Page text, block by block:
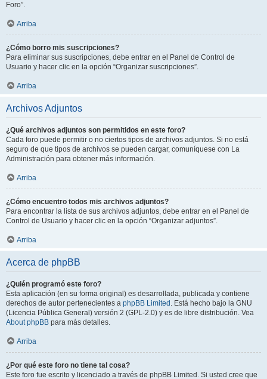
Foro”.
Arriba
¿Cómo borro mis suscripciones?
Para eliminar sus suscripciones, debe entrar en el Panel de Control de
Usuario y hacer clic en la opción “Organizar suscripciones”.
Arriba
Archivos Adjuntos
¿Qué archivos adjuntos son permitidos en este foro?
Cada foro puede permitir o no ciertos tipos de archivos adjuntos. Si no está
seguro de que tipos de archivos se pueden cargar, comuníquese con La
Administración para obtener más información.
Arriba
¿Cómo encuentro todos mis archivos adjuntos?
Para encontrar la lista de sus archivos adjuntos, debe entrar en el Panel de
Control de Usuario y hacer clic en la opción “Organizar adjuntos”.
Arriba
Acerca de phpBB
¿Quién programó este foro?
Esta aplicación (en su forma original) es desarrollada, publicada y contiene
derechos de autor pertenecientes a phpBB Limited . Está hecho bajo la GNU
(Licencia Pública General) versión 2 (GPL-2.0) y es de libre distribución. Vea
About phpBB para más detalles.
Arriba
¿Por qué este foro no tiene tal cosa?
Este foro fue escrito y licenciado a través de phpBB Limited. Si usted cree que